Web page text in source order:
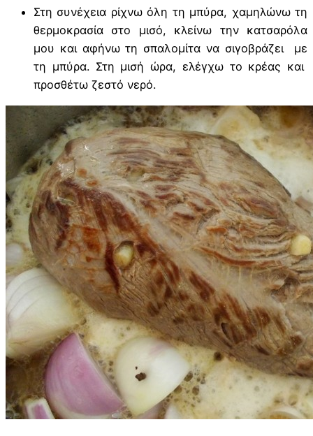
Στη συνέχεια ρίχνω όλη τη μπύρα, χαμηλώνω τη
θερμοκρασία στο μισό, κλείνω την κατσαρόλα
μου και αφήνω τη σπαλομίτα να σιγοβράζει με
τη μπύρα. Στη μισή ώρα, ελέγχω το κρέας και
προσθέτω ζεστό νερό.